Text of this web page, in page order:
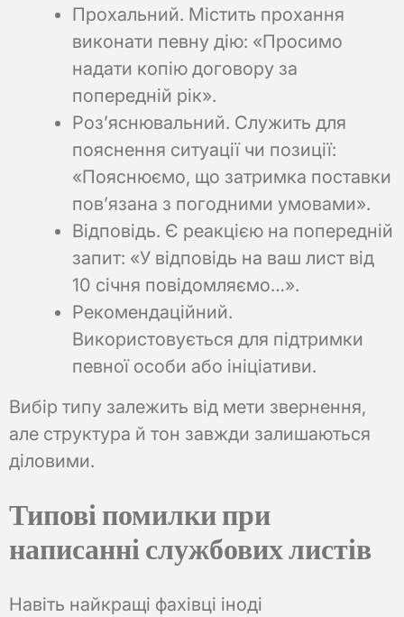
Прохальний. Містить прохання
виконати певну дію: «Просимо
надати копію договору за
попередній рік».
Роз’яснювальний. Служить для
пояснення ситуації чи позиції:
«Пояснюємо, що затримка поставки
пов’язана з погодними умовами».
Відповідь. Є реакцією на попередній
запит: «У відповідь на ваш лист від
10 січня повідомляємо…».
Рекомендаційний.
Використовується для підтримки
певної особи або ініціативи.
Вибір типу залежить від мети звернення,
але структура й тон завжди залишаються
діловими.
Типові помилки при
написанні службових листів
Навіть найкращі фахівці іноді